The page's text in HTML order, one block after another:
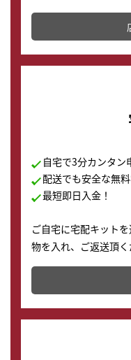
その場で現金買取致
店舗を併設しており
の購入もできます♪
自宅で3分カンタン
配送でも安全な無
最短即日入金！
ご自宅に宅配キット
物を入れ、ご返送頂
テムです。
配送でも簡単&安全
す。